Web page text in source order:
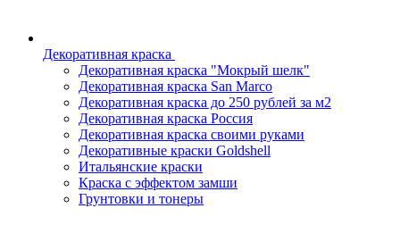
Декоративная краска
Декоративная краска "Мокрый шелк"
Декоративная краска San Marco
Декоративная краска до 250 рублей за м2
Декоративная краска Россия
Декоративная краска своими руками
Декоративные краски Goldshell
Итальянские краски
Краска с эффектом замши
Грунтовки и тонеры